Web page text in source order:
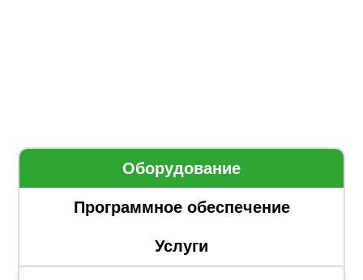
Оборудование
Программное обеспечение
Услуги